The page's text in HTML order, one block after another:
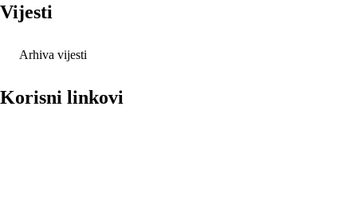
Vijesti
Arhiva vijesti
Korisni linkovi